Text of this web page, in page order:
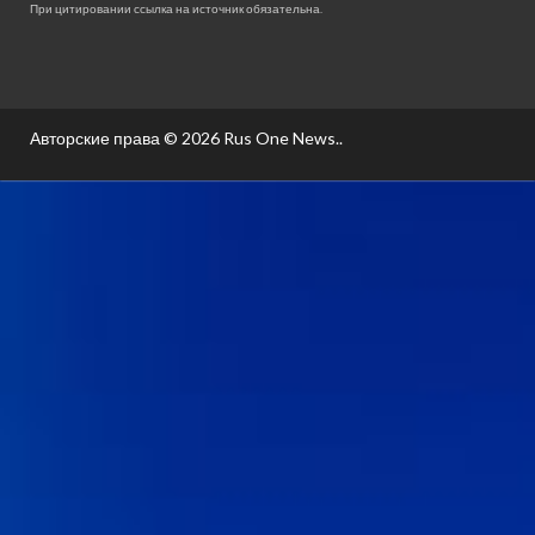
При цитировании ссылка на источник обязательна.
Авторские права © 2026 Rus One News..